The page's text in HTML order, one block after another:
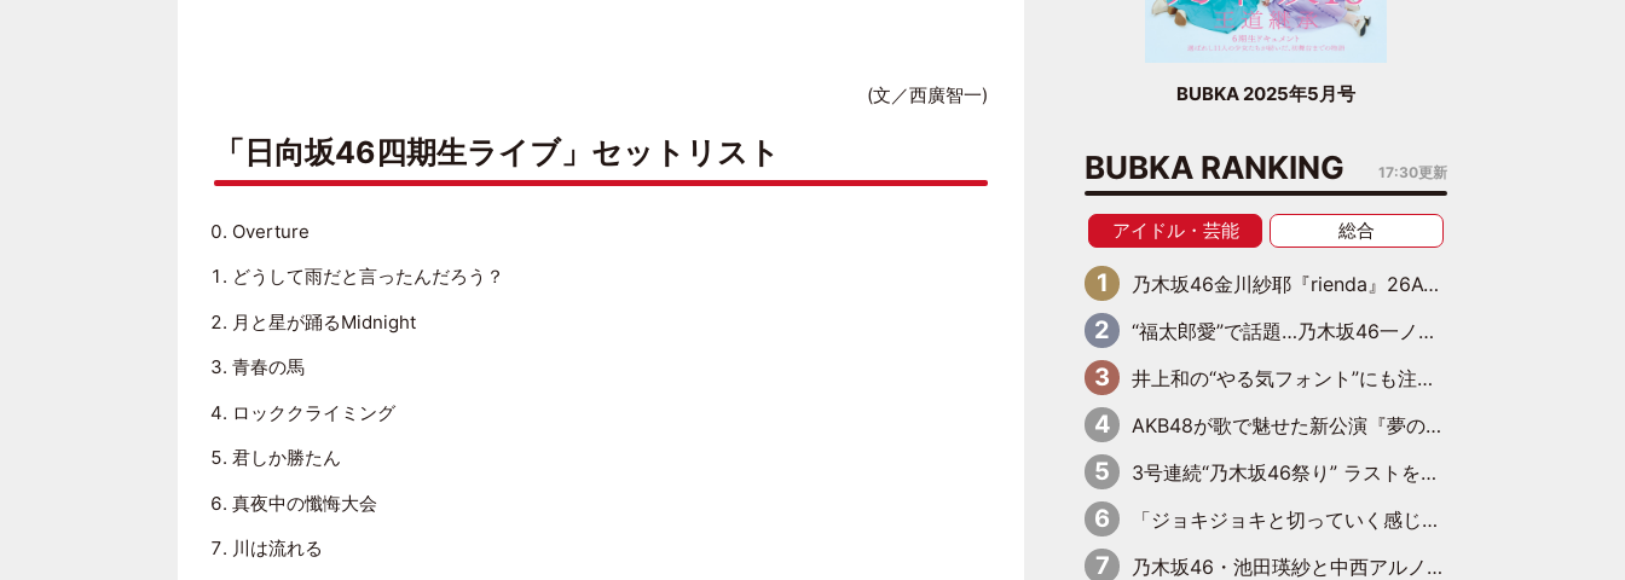
(文／西廣智一)
「日向坂46四期生ライブ」セットリスト
Overture
どうして雨だと言ったんだろう？
月と星が踊るMidnight
⻘春の馬
ロッククライミング
君しか勝たん
真夜中の懺悔大会
川は流れる
BUBKA 2025年5月号
BUBKA RANKING 17:30更新
アイドル・芸能 総合
乃木坂46金川紗耶『rienda』26AW LOOKモデルに就任
“福太郎愛”で話題…乃木坂46一ノ瀬美空、地元福岡『めんべい25周年トップサポーター』に就任
井上和の“やる気フォント”にも注目 乃木坂46が挑んだ書道パフォーマンスの舞台裏
AKB48が歌で魅せた新公演『夢のポップスター』 初日から全身全霊のステージ
3号連続“乃木坂46祭り” ラストを飾るのは賀喜遥香…5年ぶりの登場に「5年分大人になった私を見ていただけたら」
「ジョキジョキと切っていく感じ」STU48中村舞、新しい挑戦は自らの手で
乃木坂46・池田瑛紗と中西アルノが「真冬のかき氷」騒動で火花散らす！ 因縁の裏にあるのは、逆境をともに“凌”ぐ似た者同士の絆